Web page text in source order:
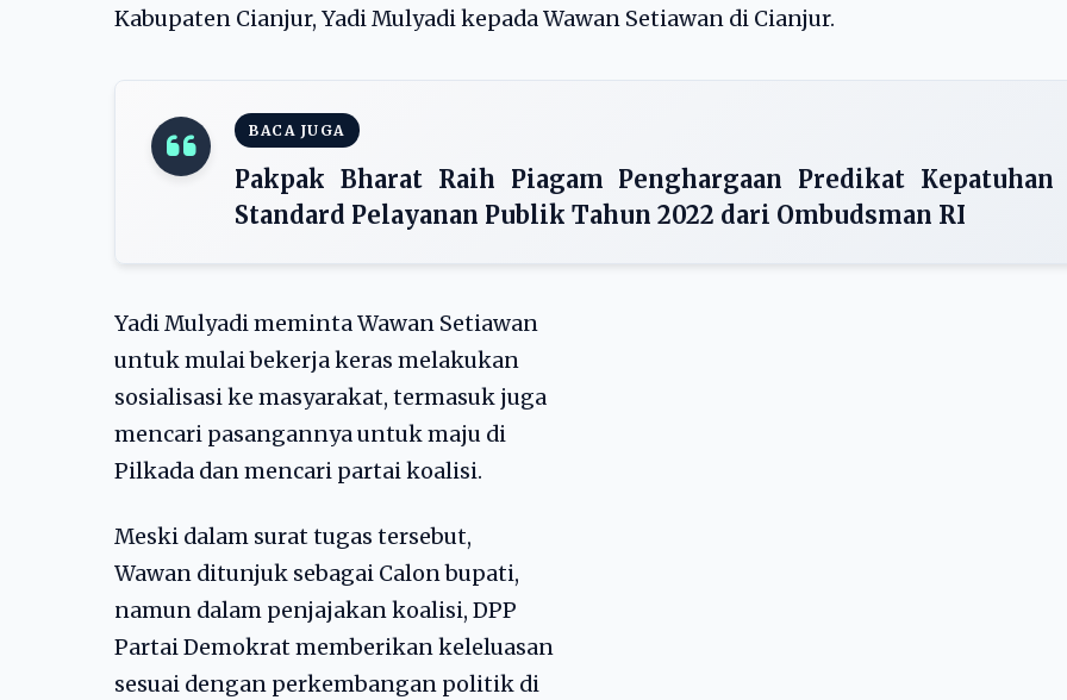
Kabupaten Cianjur, Yadi Mulyadi kepada Wawan Setiawan di Cianjur.
BACA JUGA
Pakpak Bharat Raih Piagam Penghargaan Predikat Kepatuhan
Standard Pelayanan Publik Tahun 2022 dari Ombudsman RI
Yadi Mulyadi meminta Wawan Setiawan
untuk mulai bekerja keras melakukan
sosialisasi ke masyarakat, termasuk juga
mencari pasangannya untuk maju di
Pilkada dan mencari partai koalisi.
Meski dalam surat tugas tersebut,
Wawan ditunjuk sebagai Calon bupati,
namun dalam penjajakan koalisi, DPP
Partai Demokrat memberikan keleluasan
sesuai dengan perkembangan politik di